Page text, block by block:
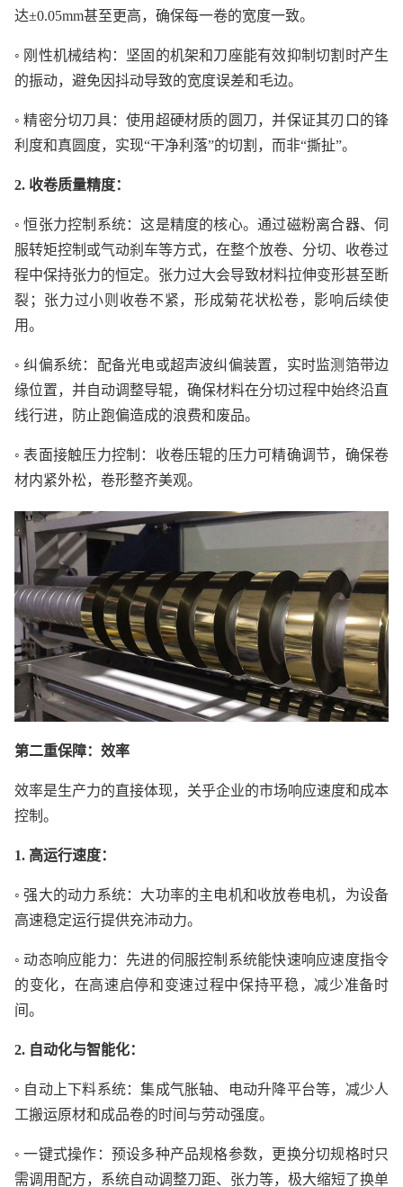
达±0.05mm甚至更高，确保每一卷的宽度一致。
◦ 刚性机械结构：坚固的机架和刀座能有效抑制切割时产生
的振动，避免因抖动导致的宽度误差和毛边。
◦ 精密分切刀具：使用超硬材质的圆刀，并保证其刃口的锋
利度和真圆度，实现“干净利落”的切割，而非“撕扯”。
2. 收卷质量精度：
◦ 恒张力控制系统：这是精度的核心。通过磁粉离合器、伺
服转矩控制或气动刹车等方式，在整个放卷、分切、收卷过
程中保持张力的恒定。张力过大会导致材料拉伸变形甚至断
裂；张力过小则收卷不紧，形成菊花状松卷，影响后续使
用。
◦ 纠偏系统：配备光电或超声波纠偏装置，实时监测箔带边
缘位置，并自动调整导辊，确保材料在分切过程中始终沿直
线行进，防止跑偏造成的浪费和废品。
◦ 表面接触压力控制：收卷压辊的压力可精确调节，确保卷
材内紧外松，卷形整齐美观。
第二重保障：效率
效率是生产力的直接体现，关乎企业的市场响应速度和成本
控制。
1. 高运行速度：
◦ 强大的动力系统：大功率的主电机和收放卷电机，为设备
高速稳定运行提供充沛动力。
◦ 动态响应能力：先进的伺服控制系统能快速响应速度指令
的变化，在高速启停和变速过程中保持平稳，减少准备时
间。
2. 自动化与智能化：
◦ 自动上下料系统：集成气胀轴、电动升降平台等，减少人
工搬运原材和成品卷的时间与劳动强度。
◦ 一键式操作：预设多种产品规格参数，更换分切规格时只
需调用配方，系统自动调整刀距、张力等，极大缩短了换单